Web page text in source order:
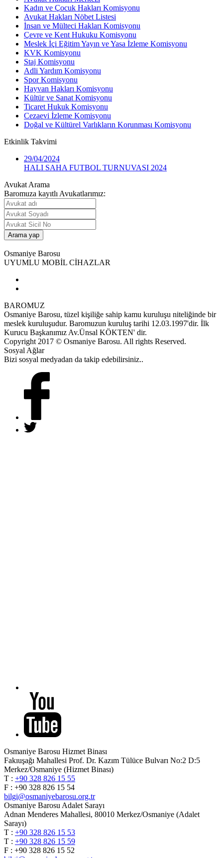
Kadın ve Çocuk Hakları Komisyonu
Avukat Hakları Nöbet Listesi
İnsan ve Mülteci Hakları Komisyonu
Çevre ve Kent Hukuku Komisyonu
Meslek İçi Eğitim Yayın ve Yasa İzleme Komisyonu
KVK Komisyonu
Staj Komisyonu
Adli Yardım Komisyonu
Spor Komisyonu
Hayvan Hakları Komisyonu
Kültür ve Sanat Komisyonu
Ticaret Hukuk Komisyonu
Cezaevi İzleme Komisyonu
Doğal ve Kültürel Varlıkların Korunması Komisyonu
Etkinlik Takvimi
29/04/2024
HALI SAHA FUTBOL TURNUVASI 2024
Avukat Arama
Baromuza kayıtlı Avukatlarımız:
Osmaniye Barosu
UYUMLU MOBİL CİHAZLAR
BAROMUZ
Osmaniye Barosu, tüzel kişiliğe sahip kamu kuruluşu niteliğinde bir
meslek kuruluşudur. Baromuzun kuruluş tarihi 12.03.1997'dir. İlk
Kurucu Başkanımız Av.Ünsal KÖKTEN' dir.
Copyright 2017 © Osmaniye Barosu. All rights Reserved.
Sosyal Ağlar
Bizi sosyal medyadan da takip edebilirsiniz..
Osmaniye Barosu Hizmet Binası
Fakıuşağı Mahallesi Prof. Dr. Kazım Tülüce Bulvarı No:2 D:5
Merkez/Osmaniye (Hizmet Binası)
T : +90 328 826 15 55
F : +90 328 826 15 54
bilgi@osmaniyebarosu.org.tr
Osmaniye Barosu Adalet Sarayı
Adnan Menderes Mahallesi, 80010 Merkez/Osmaniye (Adalet
Sarayı)
T : +90 328 826 15 53
T : +90 328 826 15 59
F : +90 328 826 15 52